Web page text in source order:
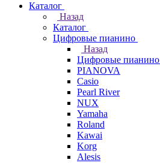
Каталог
Назад
Каталог
Цифровые пианино
Назад
Цифровые пианино
PIANOVA
Casio
Pearl River
NUX
Yamaha
Roland
Kawai
Korg
Alesis